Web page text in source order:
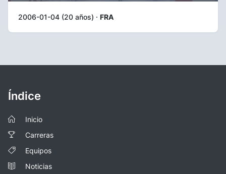
2006-01-04 (20 años) · FRA
Índice
Inicio
Carreras
Equipos
Noticias